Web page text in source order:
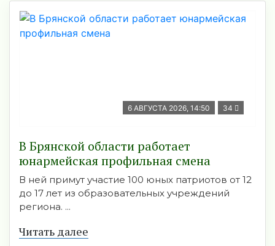
6 АВГУСТА 2026, 14:50 34
В Брянской области работает
юнармейская профильная смена
В ней примут участие 100 юных патриотов от 12
до 17 лет из образовательных учреждений
региона. ...
Читать далее